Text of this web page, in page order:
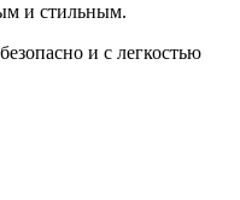
и стильным.
и с легкостью